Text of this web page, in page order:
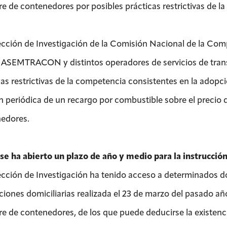
de contenedores por posibles prácticas restrictivas de
de Investigación de la Comisión Nacional de la
y distintos operadores de servicios de
restrictivas de la competencia consistentes en la
periódica de un recargo por combustible sobre el precio
ha abierto un plazo de año y medio para la
de Investigación ha tenido acceso a determinados
domiciliarias realizada el 23 de marzo del pasado
de contenedores, de los que puede deducirse la